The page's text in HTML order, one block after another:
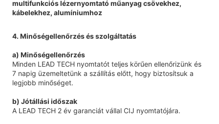
4. Minőségellenőrzés és szolgáltatás
a) Minőségellenőrzés
Minden LEAD TECH nyomtatót teljes körűen ellenőrizünk és
7 napig üzemeltetünk a szállítás előtt, hogy biztosítsuk a
legjobb minőséget.
b) Jótállási időszak
A LEAD TECH 2 év garanciát vállal CIJ nyomtatójára.